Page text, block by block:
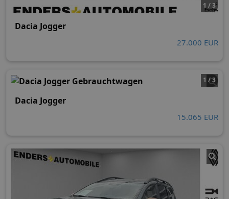
1 / 3
Dacia Jogger
27.000 EUR
1 / 3
Dacia Jogger
15.065 EUR